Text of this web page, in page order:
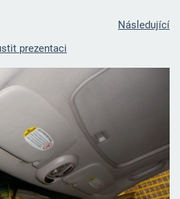
Následující
prezentaci